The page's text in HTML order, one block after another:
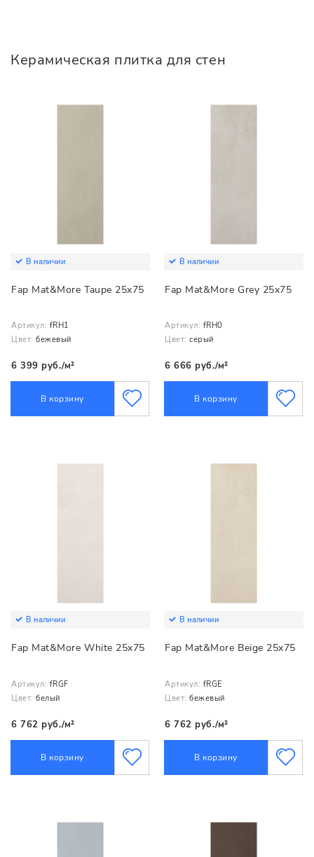
Керамическая плитка для стен
В наличии
Fap Mat&More Taupe 25x75
Артикул: fRH1
Цвет: бежевый
6 399 руб./м²
В корзину
В наличии
Fap Mat&More Grey 25x75
Артикул: fRH0
Цвет: серый
6 666 руб./м²
В корзину
В наличии
Fap Mat&More White 25x75
Артикул: fRGF
Цвет: белый
6 762 руб./м²
В корзину
В наличии
Fap Mat&More Beige 25x75
Артикул: fRGE
Цвет: бежевый
6 762 руб./м²
В корзину